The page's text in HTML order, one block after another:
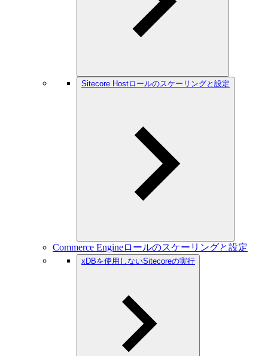
Sitecore Hostロールのスケーリングと設定
Commerce Engineロールのスケーリングと設定
xDBを使用しないSitecoreの実行